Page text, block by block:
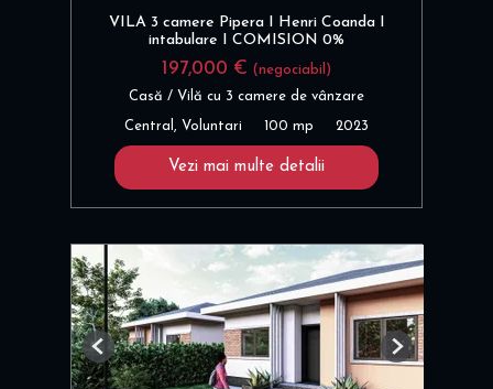
VILA 3 camere Pipera I Henri Coanda I
intabulare I COMISION 0%
197,000 € (negociabil)
Casă / Vilă cu 3 camere de vânzare
Central, Voluntari 100 mp 2023
Vezi mai multe detalii
Previous Next